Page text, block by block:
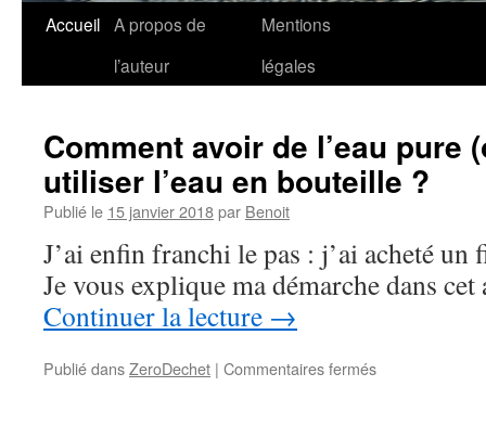
Accueil A propos de
l’auteur
Mentions
légales
Comment avoir de l’eau pure
utiliser l’eau en bouteille ?
Publié le 15 janvier 2018par Benoit
J’ai enfin franchi le pas : j’ai acheté
Je vous explique ma démarche dans
Continuer la lecture →
Publié dansZeroDechet | Commentaires ferméssur